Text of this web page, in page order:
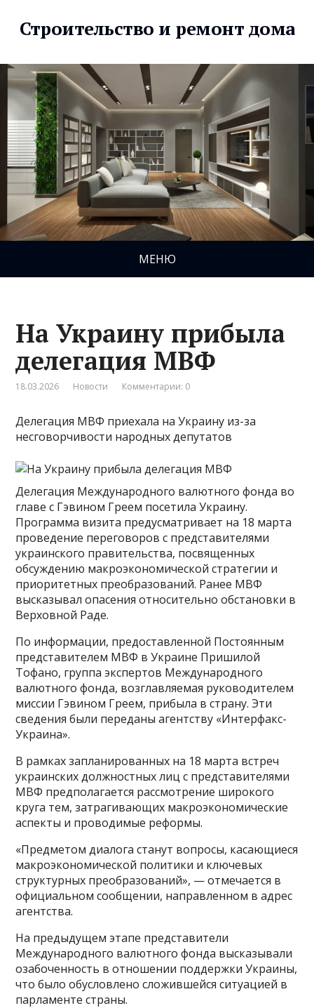
Строительство и ремонт дома
МЕНЮ
На Украину прибыла
делегация МВФ
18.03.2026 Новости Комментарии: 0
Делегация МВФ приехала на Украину из-за
несговорчивости народных депутатов
Делегация Международного валютного фонда во
главе с Гэвином Греем посетила Украину.
Программа визита предусматривает на 18 марта
проведение переговоров с представителями
украинского правительства, посвященных
обсуждению макроэкономической стратегии и
приоритетных преобразований. Ранее МВФ
высказывал опасения относительно обстановки в
Верховной Раде.
По информации, предоставленной Постоянным
представителем МВФ в Украине Пришилой
Тофано, группа экспертов Международного
валютного фонда, возглавляемая руководителем
миссии Гэвином Греем, прибыла в страну. Эти
сведения были переданы агентству «Интерфакс-
Украина».
В рамках запланированных на 18 марта встреч
украинских должностных лиц с представителями
МВФ предполагается рассмотрение широкого
круга тем, затрагивающих макроэкономические
аспекты и проводимые реформы.
«Предметом диалога станут вопросы, касающиеся
макроэкономической политики и ключевых
структурных преобразований», — отмечается в
официальном сообщении, направленном в адрес
агентства.
На предыдущем этапе представители
Международного валютного фонда высказывали
озабоченность в отношении поддержки Украины,
что было обусловлено сложившейся ситуацией в
парламенте страны.